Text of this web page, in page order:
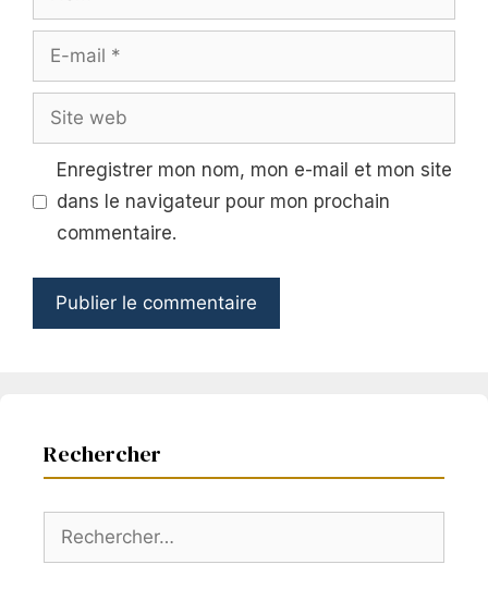
mail
Site
web
Enregistrer mon nom, mon e-mail et mon site
dans le navigateur pour mon prochain
commentaire.
Rechercher
Rechercher :